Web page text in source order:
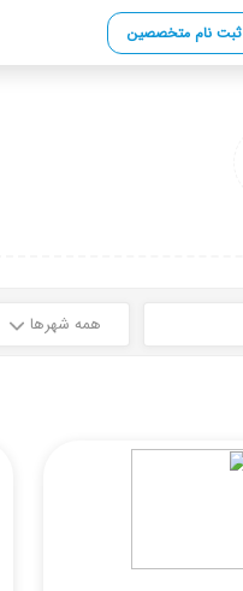
ثبت نام متخصصین
همه شهرها